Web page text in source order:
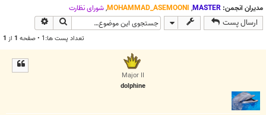
مدیران انجمن: MASTER
,
MOHAMMAD_ASEMOONI
,شوراي نظارت
ارسال پست جستجو
تعداد پست ها:1 • صفحه 1 از 1
Major II
dolphine